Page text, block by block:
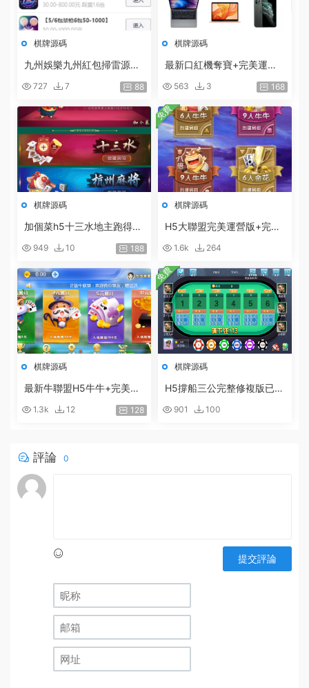
棋牌源碼
九州娛樂九州紅包掃雷源碼
功能
727 7 88
棋牌源碼
最新口紅機奪寶+完美運營
563 3 168
棋牌源碼
加個菜h5十三水地主跑得快
+搭建教程
949 10 188
棋牌源碼
H5大聯盟完美運營版+完整
1.6k 264
免費
棋牌源碼
最新牛聯盟H5牛牛+完美運
器人
1.3k 12 128
棋牌源碼
H5撐船三公完整修複版已對
901 100
免費
評論 0
提交評論